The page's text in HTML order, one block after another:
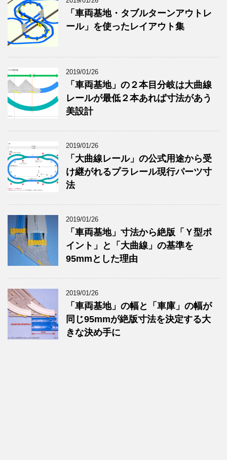
「車両基地・タブルターンアウトレ
ール」を使ったレイアウト集
2019/01/26
「車両基地」の２本目分岐は大曲線
レールが最低２本あれば寸法があう
美設計
2019/01/26
「大曲線レール」の公式用途から受
け継がれるプラレール現行パーツ寸
法
2019/01/26
「車両基地」寸法から絶版「Ｙ型ポ
イント」と「大曲線」の基準を
95mmとした理由
2019/01/26
「車両基地」の幅と「車庫」の幅が
同じ95mmが絶版寸法を決定する大
きな決め手に